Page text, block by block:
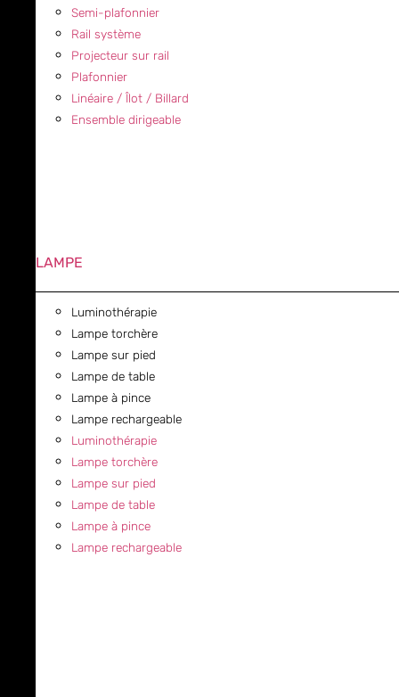
Semi-plafonnier
Rail système
Projecteur sur rail
Plafonnier
Linéaire / Îlot / Billard
Ensemble dirigeable
LAMPE
Luminothérapie
Lampe torchère
Lampe sur pied
Lampe de table
Lampe à pince
Lampe rechargeable
Luminothérapie
Lampe torchère
Lampe sur pied
Lampe de table
Lampe à pince
Lampe rechargeable